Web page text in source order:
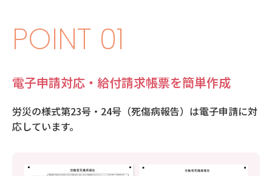
POINT 01
電子申請対応・給付請求帳票を簡単作成
労災の様式第23号・24号（死傷病報告）は電子申請に対
応しています。